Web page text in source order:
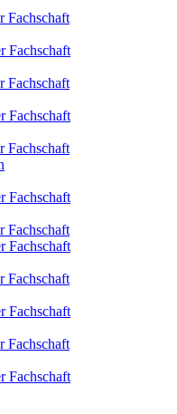
Fachschaft
Fachschaft
Fachschaft
Fachschaft
Fachschaft
Fachschaft
Fachschaft
Fachschaft
Fachschaft
Fachschaft
Fachschaft
Fachschaft